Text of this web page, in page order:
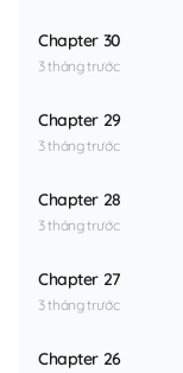
Chapter 30
3 tháng trước
Chapter 29
3 tháng trước
Chapter 28
3 tháng trước
Chapter 27
3 tháng trước
Chapter 26